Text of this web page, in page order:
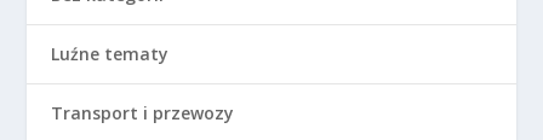
Luźne tematy
Transport i przewozy